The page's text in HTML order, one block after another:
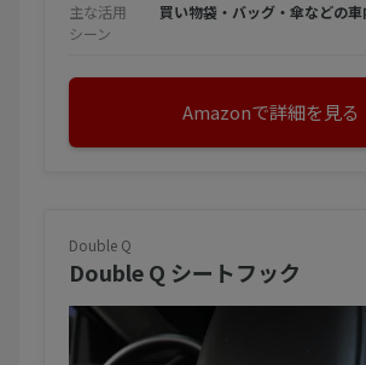
主な活用
シーン
買い物袋・バッグ・傘などの
Amazonで詳細を見る
Double Q
Double Q シートフック